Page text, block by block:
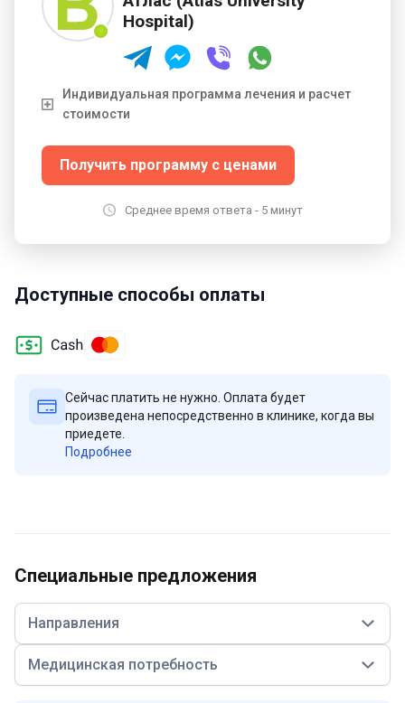
государств.
Hospital)
Индивидуальная программа лечения и расчет
стоимости
Получить программу с ценами
Среднее время ответа - 5 минут
Доступные способы оплаты
Сейчас платить не нужно. Оплата будет
произведена непосредственно в клинике, когда вы
приедете.
Подробнее
Специальные предложения
Направления
Медицинская потребность